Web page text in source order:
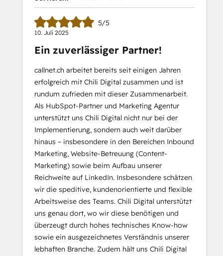
5/5
10. Juli 2025
Ein zuverlässiger Partner!
callnet.ch arbeitet bereits seit einigen Jahren
erfolgreich mit Chili Digital zusammen und ist
rundum zufrieden mit dieser Zusammenarbeit.
Als HubSpot-Partner und Marketing Agentur
unterstützt uns Chili Digital nicht nur bei der
Implementierung, sondern auch weit darüber
hinaus – insbesondere in den Bereichen Inbound
Marketing, Website-Betreuung (Content-
Marketing) sowie beim Aufbau unserer
Reichweite auf LinkedIn. Insbesondere schätzen
wir die speditive, kundenorientierte und flexible
Arbeitsweise des Teams. Chili Digital unterstützt
uns genau dort, wo wir diese benötigen und
überzeugt durch hohes technisches Know-how
sowie ein ausgezeichnetes Verständnis unserer
lebhaften Branche. Zudem hält uns Chili Digital